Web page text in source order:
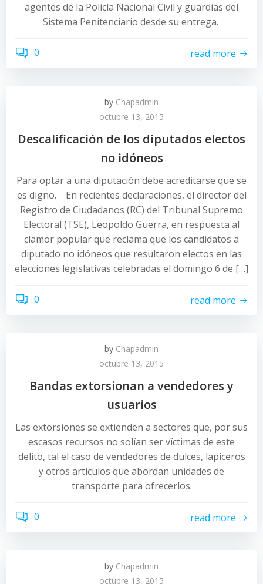
agentes de la Policía Nacional Civil y guardias del
Sistema Penitenciario desde su entrega.
0 read more
by Chapadmin
octubre 13, 2015
Descalificación de los diputados electos
no idóneos
Para optar a una diputación debe acreditarse que se
es digno. En recientes declaraciones, el director del
Registro de Ciudadanos (RC) del Tribunal Supremo
Electoral (TSE), Leopoldo Guerra, en respuesta al
clamor popular que reclama que los candidatos a
diputado no idóneos que resultaron electos en las
elecciones legislativas celebradas el domingo 6 de […]
0 read more
by Chapadmin
octubre 13, 2015
Bandas extorsionan a vendedores y
usuarios
Las extorsiones se extienden a sectores que, por sus
escasos recursos no solían ser víctimas de este
delito, tal el caso de vendedores de dulces, lapiceros
y otros artículos que abordan unidades de
transporte para ofrecerlos.
0 read more
by Chapadmin
octubre 13, 2015